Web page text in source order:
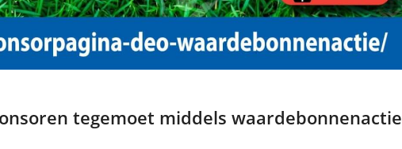
tegemoet middels waardebonnenactie